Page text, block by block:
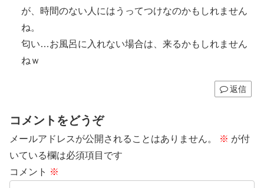
が、時間のない人にはうってつけなのかもしれません
ね。
匂い…お風呂に入れない場合は、来るかもしれません
ねｗ
返信
コメントをどうぞ
メールアドレスが公開されることはありません。 ※ が付
いている欄は必須項目です
コメント ※